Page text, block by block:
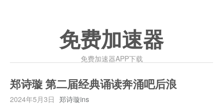
免费加速器
免费加速器APP下载
郑诗璇 第二届经典诵读奔涌吧后浪
2024年5月3日 郑诗璇ins